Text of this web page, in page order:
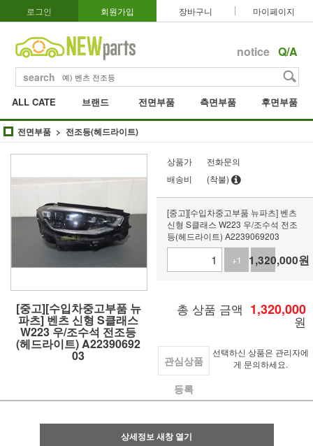
로그인 회원가입 장바구니 마이페이지
notice Q/A
search
ALL CATE 브랜드 전면부품 측면부품 후면부품
전면부품 전조등(헤드라이트)
[중고][수입차중고부품 뉴
파츠] 벤츠 신형 S클래스
W223 우/조수석 전조등
(헤드라이트) A22390692
03
상품가
전화문의
배송비
(착불)
[중고][수입차중고부품 뉴파츠] 벤츠
신형 S클래스 W223 우/조수석 전조
등(헤드라이트) A2239069203
+1
-1
1,320,000원
총 상품 금액 1,320,000
원
관심상품
등록
선택하신 상품은 관리자에
게 문의하세요.
상세정보 새창 열기